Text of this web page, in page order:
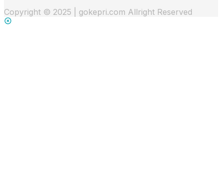
Copyright © 2025 | gokepri.com Allright Reserved